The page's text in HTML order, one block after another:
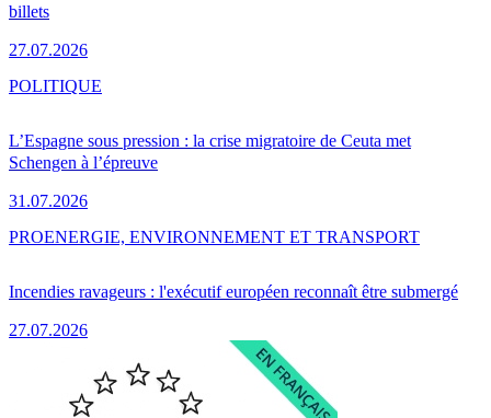
billets
27.07.2026
L’Espagne sous pression : la crise migratoire de Ceuta met
Schengen à l’épreuve
31.07.2026
POLITIQUE
Incendies ravageurs : l'exécutif européen reconnaît être submergé
27.07.2026
PROENERGIE, ENVIRONNEMENT ET TRANSPORT